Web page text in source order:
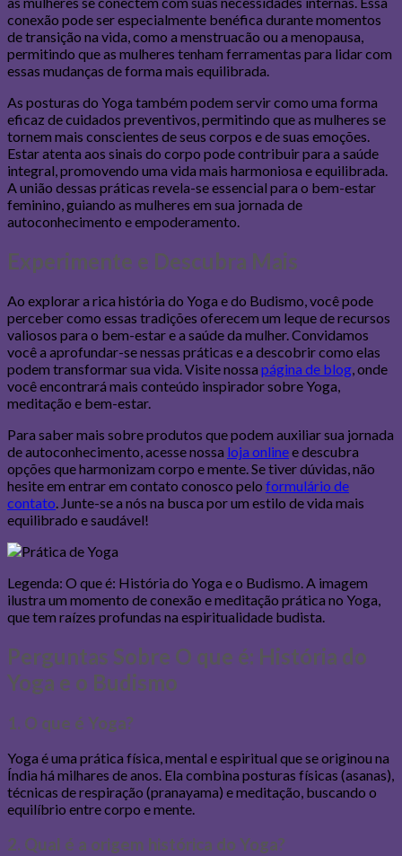
conexão pode ser especialmente benéfica durante momentos
de transição na vida, como a menstruacão ou a menopausa,
permitindo que as mulheres tenham ferramentas para lidar com
essas mudanças de forma mais equilibrada.
As posturas do Yoga também podem servir como uma forma
eficaz de cuidados preventivos, permitindo que as mulheres se
tornem mais conscientes de seus corpos e de suas emoções.
Estar atenta aos sinais do corpo pode contribuir para a saúde
integral, promovendo uma vida mais harmoniosa e equilibrada.
A união dessas práticas revela-se essencial para o bem-estar
feminino, guiando as mulheres em sua jornada de
autoconhecimento e empoderamento.
Experimente e Descubra Mais
Ao explorar a rica história do Yoga e do Budismo, você pode
perceber como essas tradições oferecem um leque de recursos
valiosos para o bem-estar e a saúde da mulher. Convidamos
você a aprofundar-se nessas práticas e a descobrir como elas
podem transformar sua vida. Visite nossa página de blog , onde
você encontrará mais conteúdo inspirador sobre Yoga,
meditação e bem-estar.
Para saber mais sobre produtos que podem auxiliar sua jornada
de autoconhecimento, acesse nossa loja onlinee descubra
opções que harmonizam corpo e mente. Se tiver dúvidas, não
hesite em entrar em contato conosco pelo formulário de
contato . Junte-se a nós na busca por um estilo de vida mais
equilibrado e saudável!
Legenda: O que é: História do Yoga e o Budismo. A imagem
ilustra um momento de conexão e meditação prática no Yoga,
que tem raízes profundas na espiritualidade budista.
Perguntas Sobre O que é: História do
Yoga e o Budismo
1. O que é Yoga?
Yoga é uma prática física, mental e espiritual que se originou na
Índia há milhares de anos. Ela combina posturas físicas (asanas),
técnicas de respiração (pranayama) e meditação, buscando o
equilíbrio entre corpo e mente.
2. Qual é a origem histórica do Yoga?